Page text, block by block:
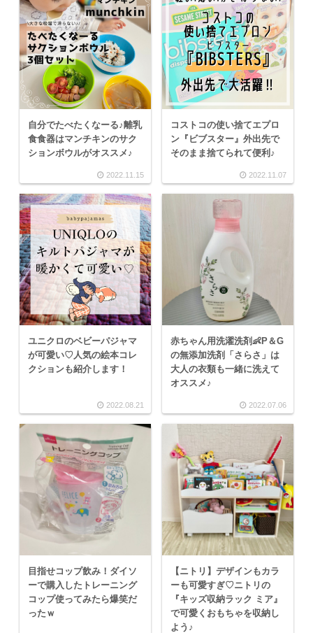
自分でたべたくなーる♪離乳
食食器はマンチキンのサク
ションボウルがオススメ♪
2022.11.15
コストコの使い捨てエプロ
ン『ビブスター』外出先で
そのまま捨てられて便利♪
2022.11.07
ユニクロのベビーパジャマ
が可愛い♡人気の絵本コレ
クションも紹介します！
2022.08.21
赤ちゃん用洗濯洗剤👶P＆G
の無添加洗剤「さらさ」は
大人の衣類も一緒に洗えて
オススメ♪
2022.07.06
目指せコップ飲み！ダイソ
ーで購入したトレーニング
コップ使ってみたら爆笑だ
ったｗ
【ニトリ】デザインもカラ
ーも可愛すぎ♡ニトリの
『キッズ収納ラック ミア』
で可愛くおもちゃを収納し
よう♪